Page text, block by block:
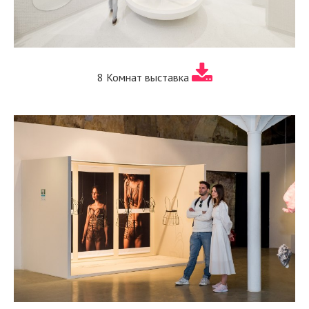
8 Комнат выставка